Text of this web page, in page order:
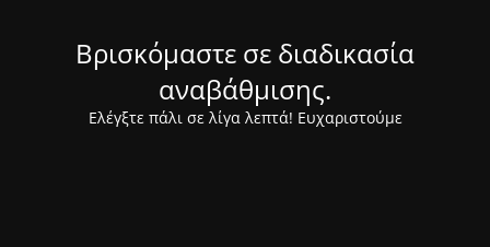
Βρισκόμαστε σε διαδικασία
αναβάθμισης.
Ελέγξτε πάλι σε λίγα λεπτά! Ευχαριστούμε